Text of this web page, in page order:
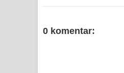
0 komentar: